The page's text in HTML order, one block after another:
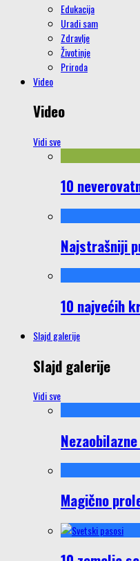
Edukacija
Uradi sam
Zdravlje
Životinje
Priroda
Video
Video
Vidi sve
10
Najstrašniji
10 najvećih
Slajd galerije
Slajd galerije
Vidi sve
Magično